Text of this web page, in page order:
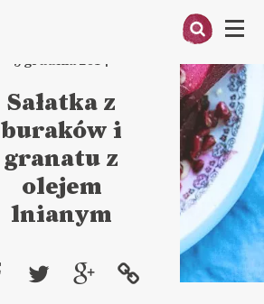
Menu
O MNIE
PRZEPISY
ARTYKUŁY
KSIĄŻKI
KONTAKT
5 grudnia 2014
Sałatka z
buraków i
granatu z
olejem
lnianym